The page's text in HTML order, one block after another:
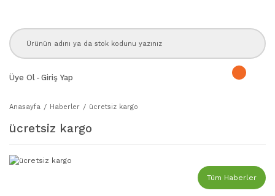
Üye Ol - Giriş Yap
Anasayfa Haberler ücretsiz kargo
ücretsiz kargo
Tüm Haberler